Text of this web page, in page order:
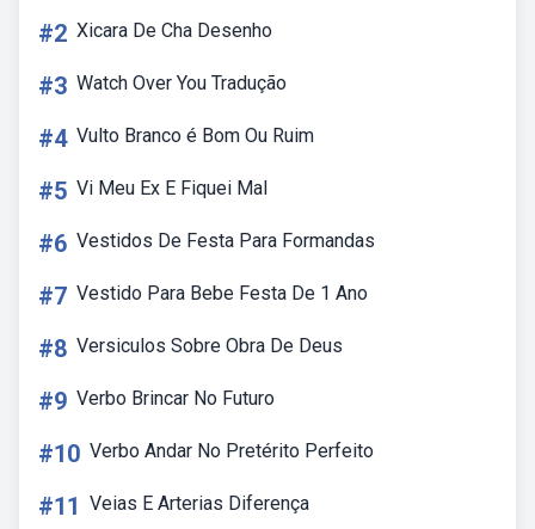
#2 Xicara De Cha Desenho
#3 Watch Over You Tradução
#4 Vulto Branco é Bom Ou Ruim
#5 Vi Meu Ex E Fiquei Mal
#6 Vestidos De Festa Para Formandas
#7 Vestido Para Bebe Festa De 1 Ano
#8 Versiculos Sobre Obra De Deus
#9 Verbo Brincar No Futuro
#10 Verbo Andar No Pretérito Perfeito
#11 Veias E Arterias Diferença